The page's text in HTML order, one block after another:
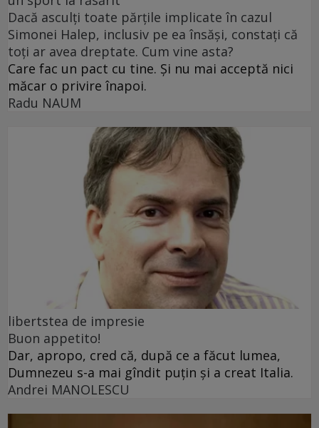
Dacă asculți toate părțile implicate în cazul
Simonei Halep, inclusiv pe ea însăși, constați că
toți ar avea dreptate. Cum vine asta?
Care fac un pact cu tine. Și nu mai acceptă nici
măcar o privire înapoi.
Radu NAUM
libertstea de impresie
Buon appetito!
Dar, apropo, cred că, după ce a făcut lumea,
Dumnezeu s-a mai gîndit puțin și a creat Italia.
Andrei MANOLESCU